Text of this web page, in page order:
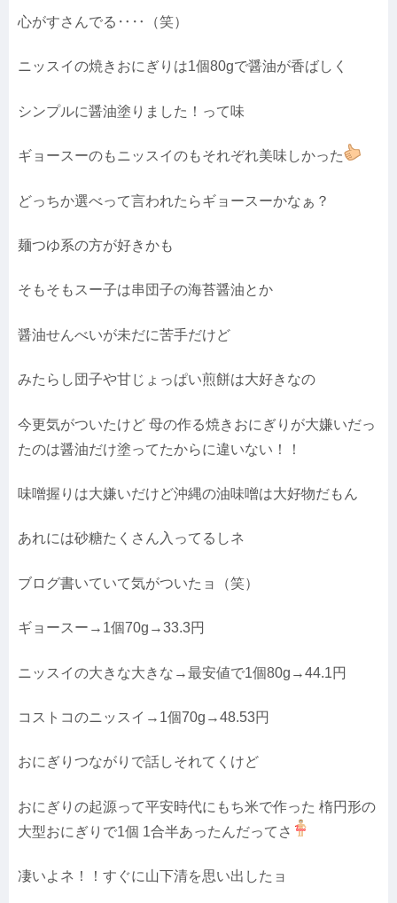
心がすさんでる‥‥（笑）
ニッスイの焼きおにぎりは1個80gで醤油が香ばしく
シンプルに醤油塗りました！って味
ギョースーのもニッスイのもそれぞれ美味しかった
どっちか選べって言われたらギョースーかなぁ？
麺つゆ系の方が好きかも
そもそもスー子は串団子の海苔醤油とか
醤油せんべいが未だに苦手だけど
みたらし団子や甘じょっぱい煎餅は大好きなの
今更気がついたけど 母の作る焼きおにぎりが大嫌いだっ
たのは醤油だけ塗ってたからに違いない！！
味噌握りは大嫌いだけど沖縄の油味噌は大好物だもん
あれには砂糖たくさん入ってるしネ
ブログ書いていて気がついたョ（笑）
ギョースー→1個70g→33.3円
ニッスイの大きな大きな→最安値で1個80g→44.1円
コストコのニッスイ→1個70g→48.53円
おにぎりつながりで話しそれてくけど
おにぎりの起源って平安時代にもち米で作った 楕円形の
大型おにぎりで1個 1合半あったんだってさ
凄いよネ！！すぐに山下清を思い出したョ